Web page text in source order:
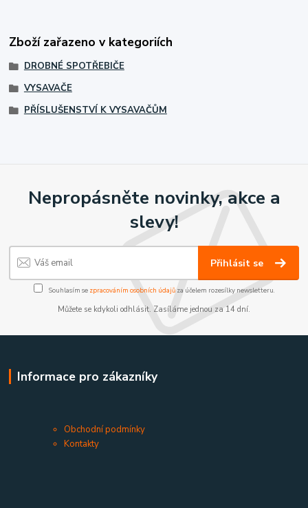
Zboží zařazeno v kategoriích
DROBNÉ SPOTŘEBIČE
VYSAVAČE
PŘÍSLUŠENSTVÍ K VYSAVAČŮM
Nepropásněte novinky, akce a
slevy!
Přihlásit se
Souhlasím se zpracováním osobních údajůza účelem rozesílky newsletteru.
Můžete se kdykoli odhlásit. Zasíláme jednou za 14 dní.
Informace pro zákazníky
Obchodní podmínky
Kontakty